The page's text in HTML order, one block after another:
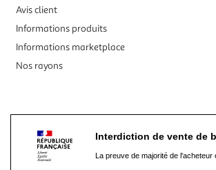
Avis client
Informations produits
Informations marketplace
Nos rayons
Interdiction de vente de
La preuve de majorité de l'acheteur